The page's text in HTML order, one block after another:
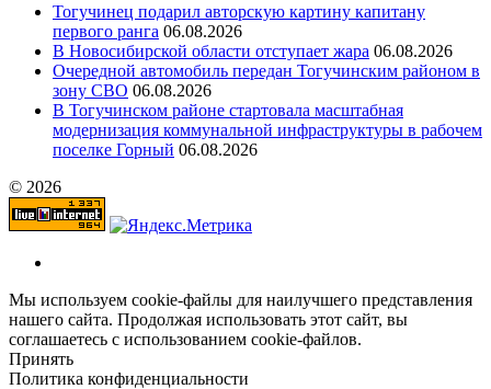
Тогучинец подарил авторскую картину капитану
первого ранга 06.08.2026
В Новосибирской области отступает жара 06.08.2026
Очередной автомобиль передан Тогучинским районом в
зону СВО 06.08.2026
В Тогучинском районе стартовала масштабная
модернизация коммунальной инфраструктуры в рабочем
поселке Горный 06.08.2026
© 2026
Мы используем cookie-файлы для наилучшего представления
нашего сайта. Продолжая использовать этот сайт, вы
соглашаетесь с использованием cookie-файлов.
Принять
Политика конфиденциальности